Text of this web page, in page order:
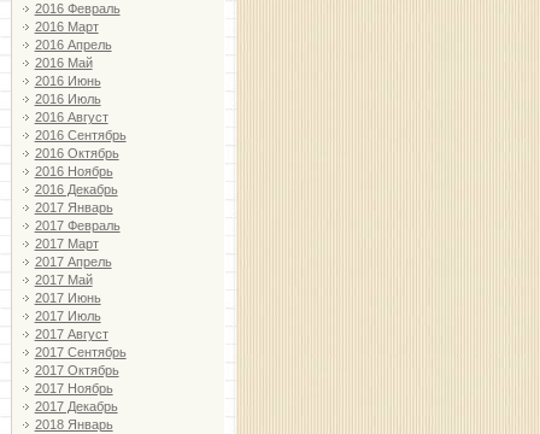
2016 Февраль
2016 Март
2016 Апрель
2016 Май
2016 Июнь
2016 Июль
2016 Август
2016 Сентябрь
2016 Октябрь
2016 Ноябрь
2016 Декабрь
2017 Январь
2017 Февраль
2017 Март
2017 Апрель
2017 Май
2017 Июнь
2017 Июль
2017 Август
2017 Сентябрь
2017 Октябрь
2017 Ноябрь
2017 Декабрь
2018 Январь